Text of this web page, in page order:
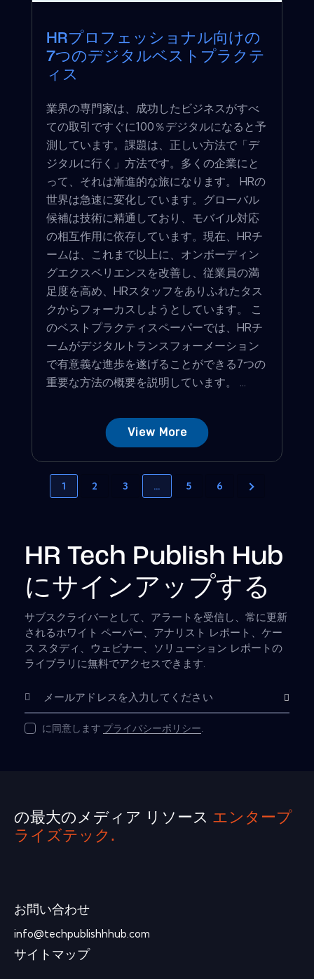
HRプロフェッショナル向けの
7つのデジタルベストプラクテ
ィス
業界の専門家は、成功したビジネスがすべ
ての取引ですぐに100％デジタルになると予
測しています。課題は、正しい方法で「デ
ジタルに行く」方法です。多くの企業にと
って、それは漸進的な旅になります。 HRの
世界は急速に変化しています。グローバル
候補は技術に精通しており、モバイル対応
の相互作用に依存しています。現在、HRチ
ームは、これまで以上に、オンボーディン
グエクスペリエンスを改善し、従業員の満
足度を高め、HRスタッフをありふれたタス
クからフォーカスしようとしています。 こ
のベストプラクティスペーパーでは、HRチ
ームがデジタルトランスフォーメーション
で有意義な進歩を遂げることができる7つの
重要な方法の概要を説明しています。 ...
View More
1 2 3 … 5 6
HR Tech Publish Hub
にサインアップする
サブスクライバーとして、アラートを受信し、常に更新
されるホワイト ペーパー、アナリスト レポート、ケー
ス スタディ、ウェビナー、ソリューション レポートの
ライブラリに無料でアクセスできます.
購読
に同意します プライバシーポリシー.
の最大のメディア リソース エンタープ
ライズテック.
お問い合わせ
info@techpublishhhub.com
サイトマップ